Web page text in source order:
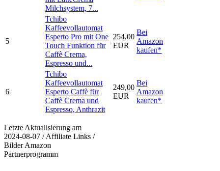
Milchsystem, 7...
5
Tchibo
Kaffeevollautomat
Esperto Pro mit One
Touch Funktion für
Caffè Crema,
Espresso und...
254,00
EUR
Bei
Amazon
kaufen*
6
Tchibo
Kaffeevollautomat
Esperto Caffè für
Caffè Crema und
Espresso, Anthrazit
249,00
EUR
Bei
Amazon
kaufen*
Letzte Aktualisierung am
2024-08-07 / Affiliate Links /
Bilder Amazon
Partnerprogramm